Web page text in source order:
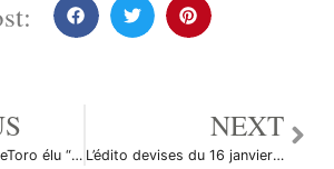
Notre partenaire eToro élu “Meilleure plateforme de trading social”
NEXT
L’édito devises du 16 janvier: Le Japon, prochaine cible de Standard & Poor’s?